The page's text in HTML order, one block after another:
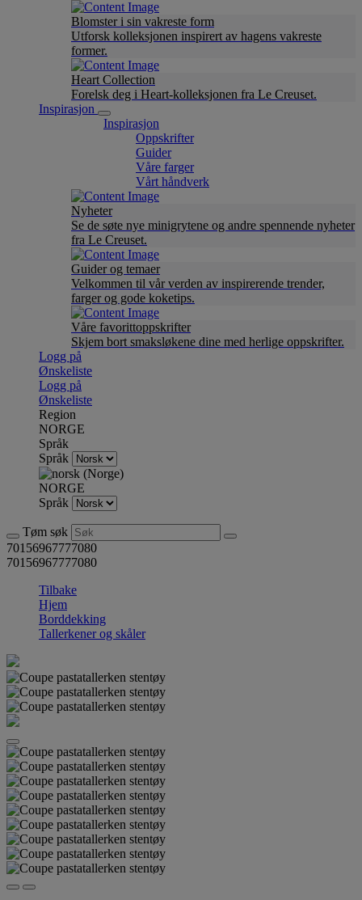
Blomster i sin vakreste form
Utforsk kolleksjonen inspirert av hagens vakreste
former.
Heart Collection
Forelsk deg i Heart-kolleksjonen fra Le Creuset.
Inspirasjon
Inspirasjon
Oppskrifter
Guider
Våre farger
Vårt håndverk
Nyheter
Se de søte nye minigrytene og andre spennende nyheter
fra Le Creuset.
Guider og temaer
Velkommen til vår verden av inspirerende trender,
farger og gode koketips.
Våre favorittoppskrifter
Skjem bort smaksløkene dine med herlige oppskrifter.
Logg på
Ønskeliste
Logg på
Ønskeliste
Region
NORGE
Språk
Språk
NORGE
Språk
Tøm søk
70156967777080
70156967777080
Tilbake
Hjem
Borddekking
Tallerkener og skåler